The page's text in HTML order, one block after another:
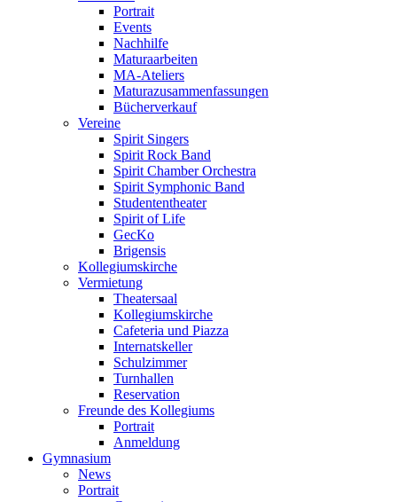
Portrait
Events
Nachhilfe
Maturaarbeiten
MA-Ateliers
Maturazusammenfassungen
Bücherverkauf
Vereine
Spirit Singers
Spirit Rock Band
Spirit Chamber Orchestra
Spirit Symphonic Band
Studententheater
Spirit of Life
GecKo
Brigensis
Kollegiumskirche
Vermietung
Theatersaal
Kollegiumskirche
Cafeteria und Piazza
Internatskeller
Schulzimmer
Turnhallen
Reservation
Freunde des Kollegiums
Portrait
Anmeldung
Gymnasium
News
Portrait